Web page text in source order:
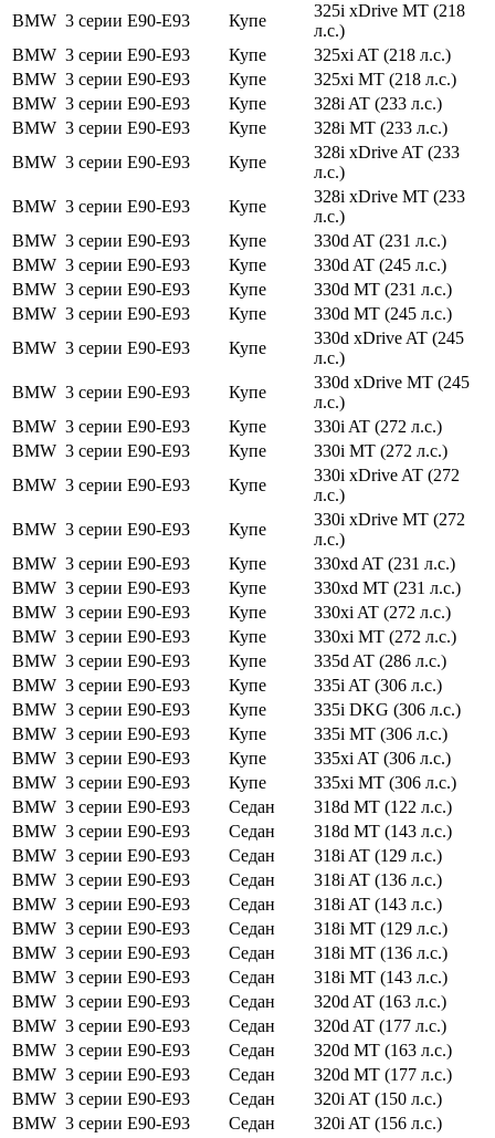
BMW 3 серии E90-E93 Купе
325i xDrive MT (218
л.с.)
BMW 3 серии E90-E93 Купе
325xi AT (218 л.с.)
BMW 3 серии E90-E93 Купе
325xi MT (218 л.с.)
BMW 3 серии E90-E93 Купе
328i AT (233 л.с.)
BMW 3 серии E90-E93 Купе
328i MT (233 л.с.)
BMW 3 серии E90-E93 Купе
328i xDrive AT (233
л.с.)
BMW 3 серии E90-E93 Купе
328i xDrive MT (233
л.с.)
BMW 3 серии E90-E93 Купе
330d AT (231 л.с.)
BMW 3 серии E90-E93 Купе
330d AT (245 л.с.)
BMW 3 серии E90-E93 Купе
330d MT (231 л.с.)
BMW 3 серии E90-E93 Купе
330d MT (245 л.с.)
BMW 3 серии E90-E93 Купе
330d xDrive AT (245
л.с.)
BMW 3 серии E90-E93 Купе
330d xDrive MT (245
л.с.)
BMW 3 серии E90-E93 Купе
330i AT (272 л.с.)
BMW 3 серии E90-E93 Купе
330i MT (272 л.с.)
BMW 3 серии E90-E93 Купе
330i xDrive AT (272
л.с.)
BMW 3 серии E90-E93 Купе
330i xDrive MT (272
л.с.)
BMW 3 серии E90-E93 Купе
330xd AT (231 л.с.)
BMW 3 серии E90-E93 Купе
330xd MT (231 л.с.)
BMW 3 серии E90-E93 Купе
330xi AT (272 л.с.)
BMW 3 серии E90-E93 Купе
330xi MT (272 л.с.)
BMW 3 серии E90-E93 Купе
335d AT (286 л.с.)
BMW 3 серии E90-E93 Купе
335i AT (306 л.с.)
BMW 3 серии E90-E93 Купе
335i DKG (306 л.с.)
BMW 3 серии E90-E93 Купе
335i MT (306 л.с.)
BMW 3 серии E90-E93 Купе
335xi AT (306 л.с.)
BMW 3 серии E90-E93 Купе
335xi MT (306 л.с.)
BMW 3 серии E90-E93 Седан
318d MT (122 л.с.)
BMW 3 серии E90-E93 Седан
318d MT (143 л.с.)
BMW 3 серии E90-E93 Седан
318i AT (129 л.с.)
BMW 3 серии E90-E93 Седан
318i AT (136 л.с.)
BMW 3 серии E90-E93 Седан
318i AT (143 л.с.)
BMW 3 серии E90-E93 Седан
318i MT (129 л.с.)
BMW 3 серии E90-E93 Седан
318i MT (136 л.с.)
BMW 3 серии E90-E93 Седан
318i MT (143 л.с.)
BMW 3 серии E90-E93 Седан
320d AT (163 л.с.)
BMW 3 серии E90-E93 Седан
320d AT (177 л.с.)
BMW 3 серии E90-E93 Седан
320d MT (163 л.с.)
BMW 3 серии E90-E93 Седан
320d MT (177 л.с.)
BMW 3 серии E90-E93 Седан
320i AT (150 л.с.)
BMW 3 серии E90-E93 Седан 320i AT (156 л.с.)